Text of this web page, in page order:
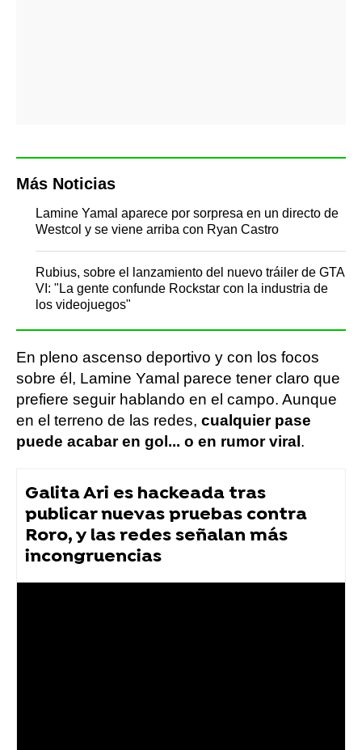
Más Noticias
Lamine Yamal aparece por sorpresa en un directo de
Westcol y se viene arriba con Ryan Castro
Rubius, sobre el lanzamiento del nuevo tráiler de GTA
VI: "La gente confunde Rockstar con la industria de
los videojuegos"
En pleno ascenso deportivo y con los focos
sobre él, Lamine Yamal parece tener claro que
prefiere seguir hablando en el campo. Aunque
en el terreno de las redes, cualquier pase
puede acabar en gol... o en rumor viral.
Galita Ari es hackeada tras
publicar nuevas pruebas contra
Roro, y las redes señalan más
incongruencias